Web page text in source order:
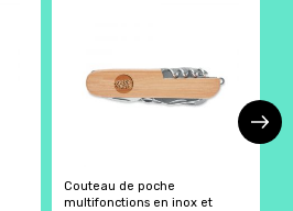
Couteau de poche
multifonctions en inox et